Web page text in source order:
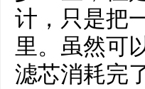
计，只是把
里。虽然可
滤芯消耗完